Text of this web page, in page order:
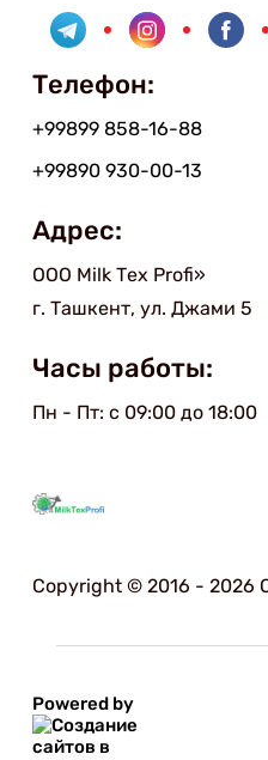
Телефон:
+99899 858-16-88
+99890 930-00-13
Адрес:
ООО Мilk Тex Рrofi»
г. Ташкент, ул. Джами 5
Часы работы:
Пн - Пт: с 09:00 до 18:00
Copyright © 2016 - 2026
Powered by